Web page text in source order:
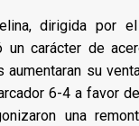
dirigida por
un carácter de
aumentaran su
6-4 a favor
una